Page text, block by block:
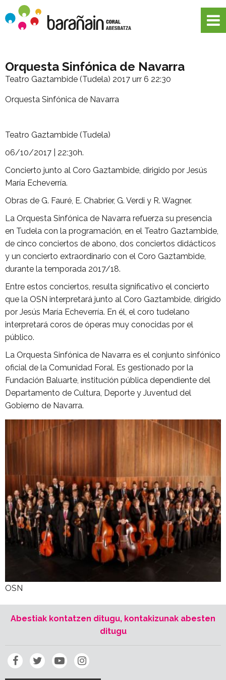
Orquesta Sinfónica de Navarra
Teatro Gaztambide (Tudela) 2017 urr 6 22:30
Orquesta Sinfónica de Navarra
Teatro Gaztambide (Tudela)
06/10/2017 | 22:30h.
Concierto junto al Coro Gaztambide, dirigido por Jesús
María Echeverría.
Obras de G. Fauré, E. Chabrier, G. Verdi y R. Wagner.
La Orquesta Sinfónica de Navarra refuerza su presencia
en Tudela con la programación, en el Teatro Gaztambide,
de cinco conciertos de abono, dos conciertos didácticos
y un concierto extraordinario con el Coro Gaztambide,
durante la temporada 2017/18.
Entre estos conciertos, resulta significativo el concierto
que la OSN interpretará junto al Coro Gaztambide, dirigido
por Jesús María Echeverría. En él, el coro tudelano
interpretará coros de óperas muy conocidas por el
público.
La Orquesta Sinfónica de Navarra es el conjunto sinfónico
oficial de la Comunidad Foral. Es gestionado por la
Fundación Baluarte, institución pública dependiente del
Departamento de Cultura, Deporte y Juventud del
Gobierno de Navarra.
OSN
Abestiak kontatzen ditugu, kontakizunak abesten
ditugu